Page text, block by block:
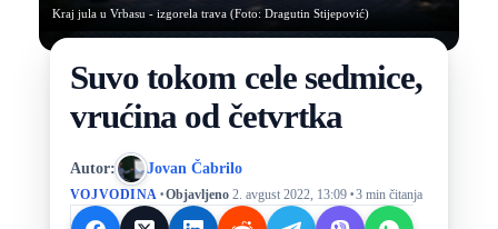
Kraj jula u Vrbasu - izgorela trava (Foto: Dragutin Stijepović)
Suvo tokom cele sedmice,
vrućina od četvrtka
Autor: Jovan Čabrilo
VOJVODINA ·Objavljeno 2. avgust 2022, 13:09 ·3 min čitanja